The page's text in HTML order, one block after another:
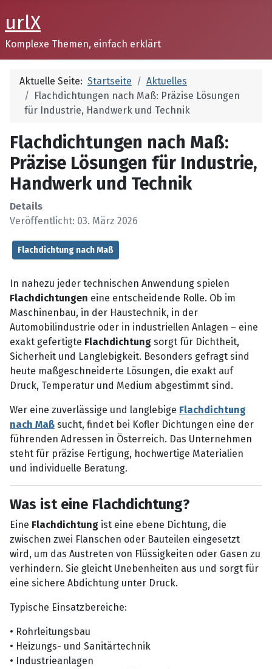
urlX
Komplexe Themen, einfach erklärt
Aktuelle Seite: Startseite
Aktuelles
Flachdichtungen nach Maß: Präzise Lösungen
für Industrie, Handwerk und Technik
Flachdichtungen nach Maß:
Präzise Lösungen für Industrie,
Handwerk und Technik
Details
Veröffentlicht: 03. März 2026
Flachdichtung nach Maß
In nahezu jeder technischen Anwendung spielen
Flachdichtungen eine entscheidende Rolle. Ob im
Maschinenbau, in der Haustechnik, in der
Automobilindustrie oder in industriellen Anlagen – eine
exakt gefertigte Flachdichtung sorgt für Dichtheit,
Sicherheit und Langlebigkeit. Besonders gefragt sind
heute maßgeschneiderte Lösungen, die exakt auf
Druck, Temperatur und Medium abgestimmt sind.
Wer eine zuverlässige und langlebige Flachdichtung
nach Maß sucht, findet bei Kofler Dichtungen eine der
führenden Adressen in Österreich. Das Unternehmen
steht für präzise Fertigung, hochwertige Materialien
und individuelle Beratung.
Was ist eine Flachdichtung?
Eine Flachdichtung ist eine ebene Dichtung, die
zwischen zwei Flanschen oder Bauteilen eingesetzt
wird, um das Austreten von Flüssigkeiten oder Gasen zu
verhindern. Sie gleicht Unebenheiten aus und sorgt für
eine sichere Abdichtung unter Druck.
Typische Einsatzbereiche:
• Rohrleitungsbau
• Heizungs- und Sanitärtechnik
• Industrieanlagen